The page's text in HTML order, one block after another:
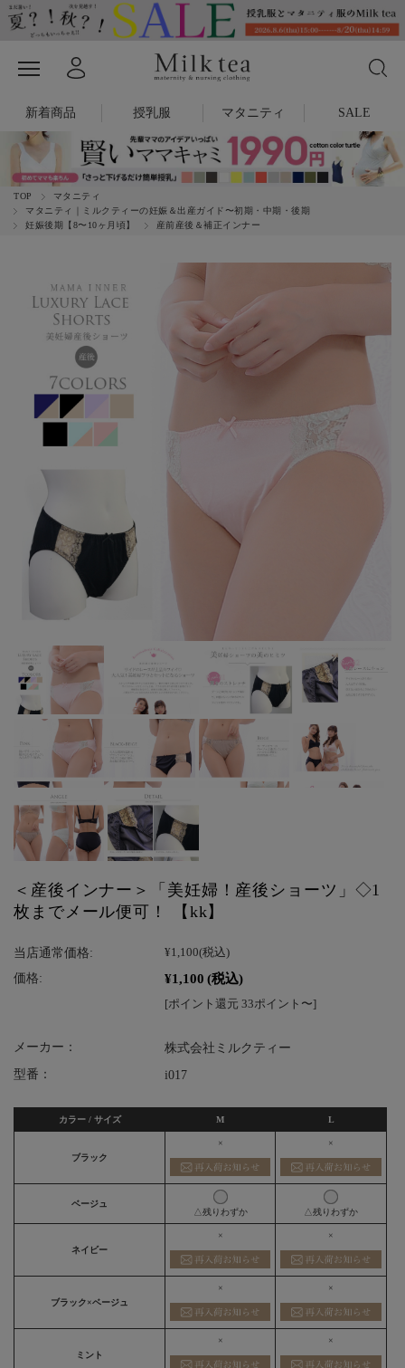
新着商品 授乳服 マタニティ SALE
TOP
マタニティ
マタニティ｜ミルクティーの妊娠＆出産ガイド〜初期・中期・後期
妊娠後期【8〜10ヶ月頃】
産前産後＆補正インナー
＜産後インナー＞「美妊婦！産後ショーツ」◇1
枚までメール便可！ 【kk】
当店通常価格: ¥1,100(税込)
価格: ¥1,100 (税込)
[ポイント還元 33ポイント〜]
メーカー：
株式会社ミルクティー
型番：
i017
カラー / サイズ M L
ブラック
× ×
ベージュ
△残りわずか
△残りわずか
ネイビー
× ×
ブラック×ベージュ
× ×
ミント
× ×